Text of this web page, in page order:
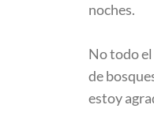
noches.
No todo
de
estoy